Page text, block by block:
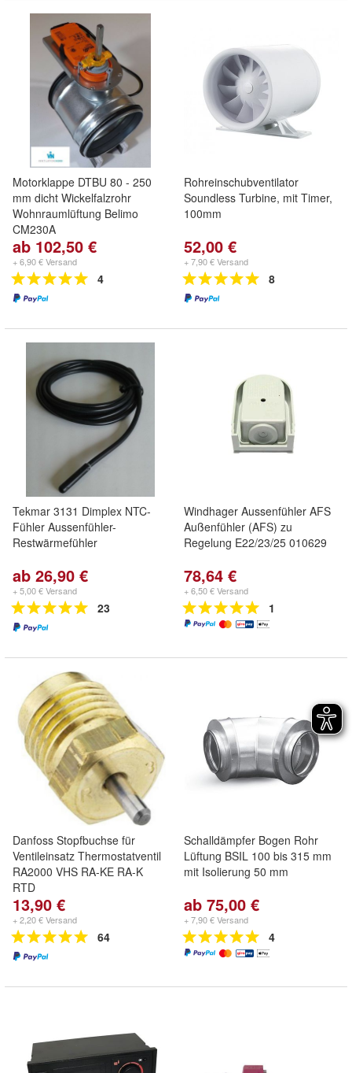
Motorklappe DTBU 80 - 250
mm dicht Wickelfalzrohr
Wohnraumlüftung Belimo
CM230A
ab 102,50 €
+ 6,90 € Versand
4
Rohreinschubventilator
Soundless Turbine, mit Timer,
100mm
52,00 €
+ 7,90 € Versand
8
Tekmar 3131 Dimplex NTC-
Fühler Aussenfühler-
Restwärmefühler
ab 26,90 €
+ 5,00 € Versand
23
Windhager Aussenfühler AFS
Außenfühler (AFS) zu
Regelung E22/23/25 010629
78,64 €
+ 6,50 € Versand
1
Danfoss Stopfbuchse für
Ventileinsatz Thermostatventil
RA2000 VHS RA-KE RA-K
RTD
13,90 €
+ 2,20 € Versand
64
Schalldämpfer Bogen Rohr
Lüftung BSIL 100 bis 315 mm
mit Isolierung 50 mm
ab 75,00 €
+ 7,90 € Versand
4